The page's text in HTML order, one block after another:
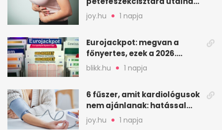
– mire figyelj
joy.hu 1 napja
Eurojackpot: megvan a
főnyertes, ezek a 2026.
augusztus 7-i számok
blikk.hu 1 napja
6 fűszer, amit kardiológusok
nem ajánlanak: hatással
lehet a vérnyomásra
joy.hu 1 napja